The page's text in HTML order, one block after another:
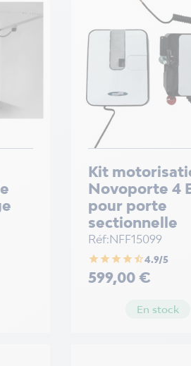
Kit
Novoporte 4
pour porte
sectionnelle
Réf:NFF15099
star star star star star_half4.9/5
Prix
599,00 €
En stock